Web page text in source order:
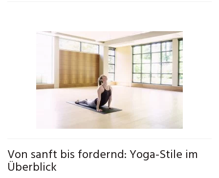
Von sanft bis fordernd: Yoga-Stile im
Überblick